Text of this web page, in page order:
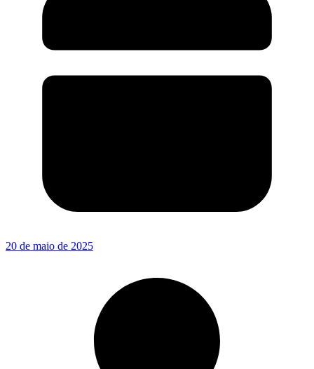
20 de maio de 2025